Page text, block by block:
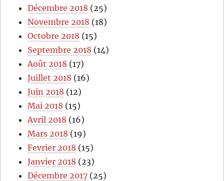
Décembre 2018 (25)
Novembre 2018 (18)
Octobre 2018 (15)
Septembre 2018 (14)
Août 2018 (17)
Juillet 2018 (16)
Juin 2018 (12)
Mai 2018 (15)
Avril 2018 (16)
Mars 2018 (19)
Fevrier 2018 (15)
Janvier 2018 (23)
Décembre 2017 (25)